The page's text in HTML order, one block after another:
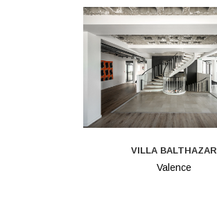
VILLA BALTHAZAR
Valence